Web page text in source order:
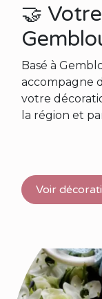
🤝
Basé à
accompagne
votre
la région et
Voir